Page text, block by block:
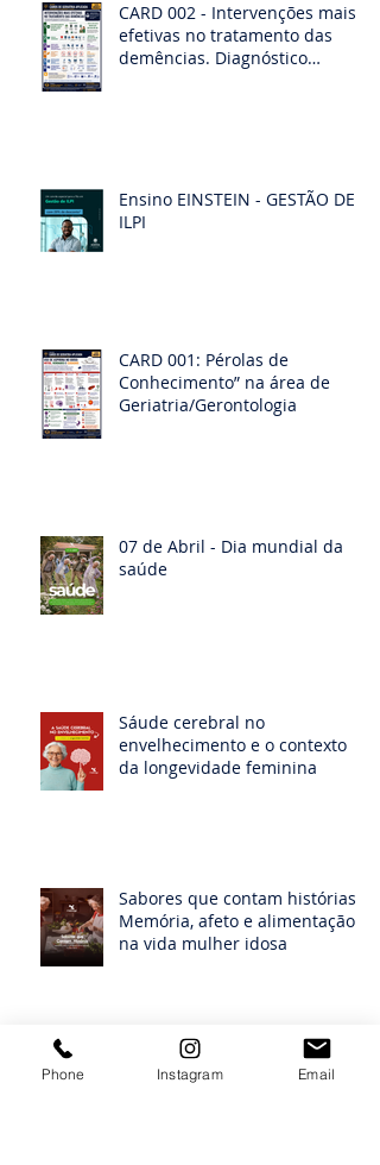
CARD 002 - Intervenções mais
efetivas no tratamento das
demências. Diagnóstico
Ensino EINSTEIN - GESTÃO DE
ILPI
CARD 001: Pérolas de
Conhecimento” na área de
Geriatria/Gerontologia
07 de Abril - Dia mundial da
saúde
Sáude cerebral no
envelhecimento e o contexto
da longevidade feminina
Sabores que contam histórias:
Memória, afeto e alimentação
na vida mulher idosa
Movimento na longevidade
Phone Instagram Email